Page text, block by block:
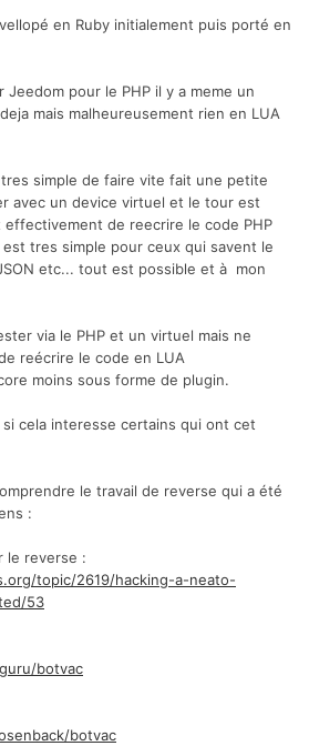
en Ruby initialement puis porté en
pour le PHP il y a meme un
mais malheureusement rien en LUA
simple de faire vite fait une petite
avec un device virtuel et le tour est
effectivement de reecrire le code PHP
tres simple pour ceux qui savent le
etc... tout est possible et à mon
via le PHP et un virtuel mais ne
reécrire le code en LUA
moins sous forme de plugin.
cela interesse certains qui ont cet
le travail de reverse qui a été
:
le reverse :
topic/2619/hacking-a-neato-
53
botvac
botvac